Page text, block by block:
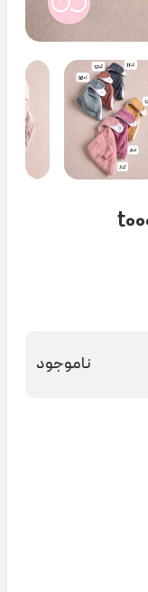
ناموجود